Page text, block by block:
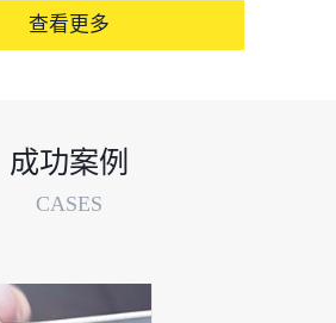
查看更多
成功案例
CASES